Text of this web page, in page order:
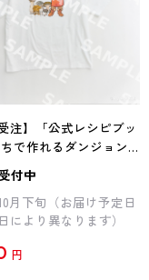
注】「公式レシピブッ
で作れるダンジョン
井諒子描き下ろし Tシ
イオス）
付中
月下旬（お届け予定日
により異なります）
円